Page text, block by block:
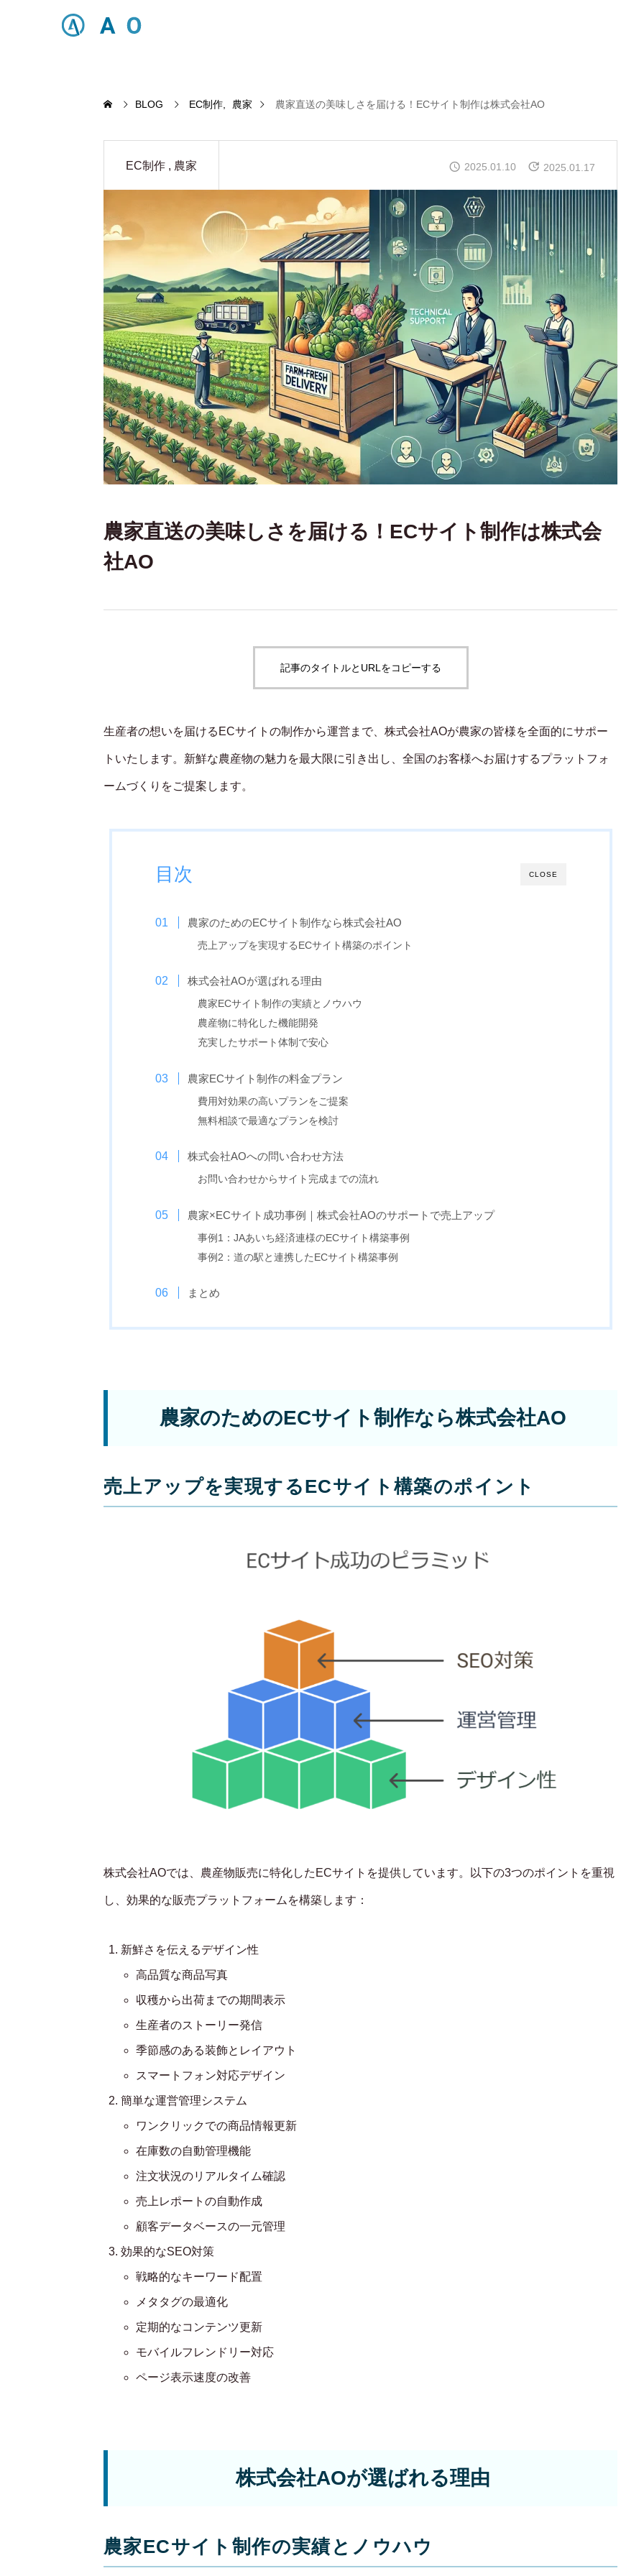
Principle
SERVICE
制作実績
CONTACT
RECRUIT
BLOG EC制作 農家 農家直送の美味しさを届ける！ECサイト制作は株式会社AO
EC制作 農家 2025.01.10 2025.01.17
農家直送の美味しさを届ける！ECサイト制作は株式会
社AO
記事のタイトルとURLをコピーする
生産者の想いを届けるECサイトの制作から運営まで、株式会社AOが農家の皆様を全面的にサポー
トいたします。新鮮な農産物の魅力を最大限に引き出し、全国のお客様へお届けするプラットフォ
ームづくりをご提案します。
CLOSE
目次
農家のためのECサイト制作なら株式会社AO
売上アップを実現するECサイト構築のポイント
株式会社AOが選ばれる理由
農家ECサイト制作の実績とノウハウ
農産物に特化した機能開発
充実したサポート体制で安心
農家ECサイト制作の料金プラン
費用対効果の高いプランをご提案
無料相談で最適なプランを検討
株式会社AOへの問い合わせ方法
お問い合わせからサイト完成までの流れ
農家×ECサイト成功事例｜株式会社AOのサポートで売上アップ
事例1：JAあいち経済連様のECサイト構築事例
事例2：道の駅と連携したECサイト構築事例
まとめ
農家のためのECサイト制作なら株式会社AO
売上アップを実現するECサイト構築のポイント
株式会社AOでは、農産物販売に特化したECサイトを提供しています。以下の3つのポイントを重視
し、効果的な販売プラットフォームを構築します：
新鮮さを伝えるデザイン性
高品質な商品写真
収穫から出荷までの期間表示
生産者のストーリー発信
季節感のある装飾とレイアウト
スマートフォン対応デザイン
簡単な運営管理システム
ワンクリックでの商品情報更新
在庫数の自動管理機能
注文状況のリアルタイム確認
売上レポートの自動作成
顧客データベースの一元管理
効果的なSEO対策
戦略的なキーワード配置
メタタグの最適化
定期的なコンテンツ更新
モバイルフレンドリー対応
ページ表示速度の改善
株式会社AOが選ばれる理由
農家ECサイト制作の実績とノウハウ